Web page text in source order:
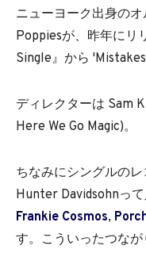
ニューヨーク出身の
Poppiesが、昨年にリ
Single』から
ディレクターは Sam
Here We Go Magic)。
ちなみにシングルの
Hunter Davidsohnっ
Frankie Cosmos,
す。こういったつな